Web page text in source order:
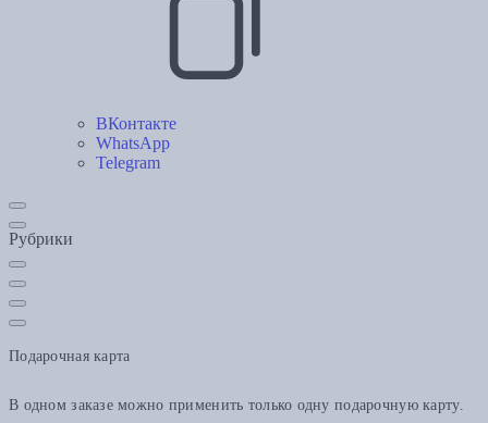
ВКонтакте
WhatsApp
Telegram
Рубрики
Подарочная карта
В одном заказе можно применить только одну подарочную карту.